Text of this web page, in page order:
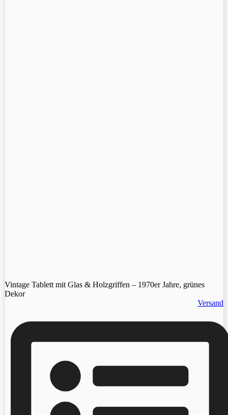
Vintage Tablett mit Glas & Holzgriffen – 1970er Jahre, grünes
Dekor
Versand